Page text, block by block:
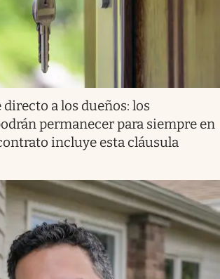
directo a los dueños: los
permanecer para siempre en
incluye esta cláusula